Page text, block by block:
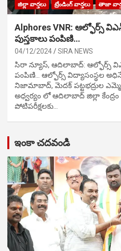
జిల్లా వార్తలు ట్రేండింగ్ వార్తలు తాజా
Alphores VNR: ఆల్ఫోర్స్
పుస్తకాలు పంపిణి…
04/12/2024 SIRA NEWS
సిరా న్యూస్, ఆదిలాబాద్: ఆల్ఫోర్స్
పంపిణి… ఆల్ఫోర్స్ విద్యాసంస్థల
నిజామాబాద్, మెదక్ పట్టభద్రుల
అధ్వర్యం లో ఆదిలాబాద్ జిల్లా కేంద్రం
పోటిప‌రీక్ష‌ల‌కు…
ఇంకా చదవండి